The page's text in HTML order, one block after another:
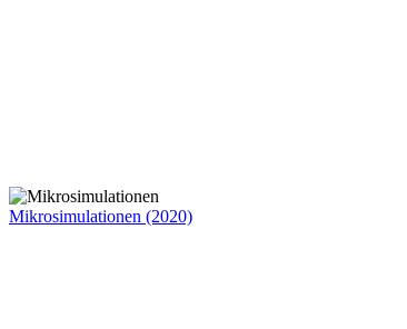
Mikrosimulationen (2020)